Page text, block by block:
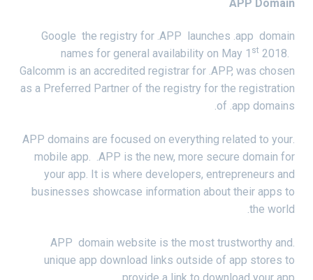
APP Domain
Google the registry for .APP launches .app domain
names for general availability on May 1st2018.
Galcomm is an accredited registrar for .APP, was chosen
as a Preferred Partner of the registry for the registration
of .app domains.
.APP domains are focused on everything related to your
mobile app. .APP is the new, more secure domain for
your app. It is where developers, entrepreneurs and
businesses showcase information about their apps to
the world.
.APP domain website is the most trustworthy and
unique app download links outside of app stores to
provide a link to download your app.